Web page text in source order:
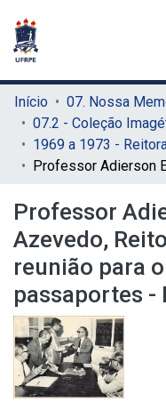
Início
07. Nossa
Professor
Azevedo,
reunião para
passaportes -